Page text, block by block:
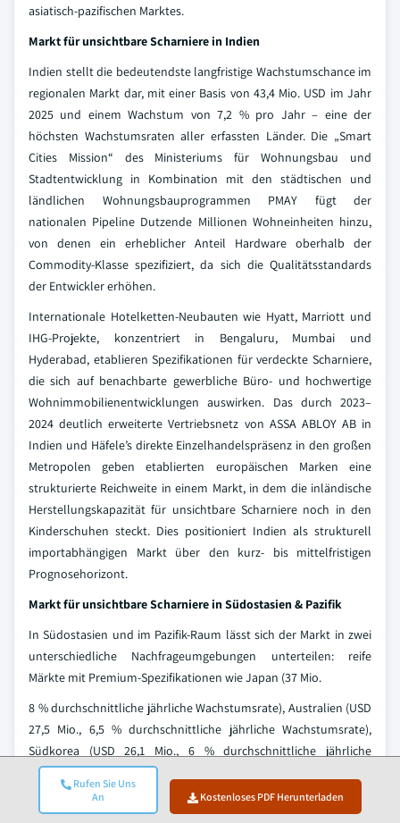
Rufen Sie Uns
An
Kostenloses PDF Herunterladen
asiatisch-pazifischen Marktes.
Markt für unsichtbare Scharniere in Indien
Indien stellt die bedeutendste langfristige Wachstumschance im
regionalen Markt dar, mit einer Basis von 43,4 Mio. USD im Jahr
2025 und einem Wachstum von 7,2 % pro Jahr – eine der
höchsten Wachstumsraten aller erfassten Länder. Die „Smart
Cities Mission“ des Ministeriums für Wohnungsbau und
Stadtentwicklung in Kombination mit den städtischen und
ländlichen Wohnungsbauprogrammen PMAY fügt der
nationalen Pipeline Dutzende Millionen Wohneinheiten hinzu,
von denen ein erheblicher Anteil Hardware oberhalb der
Commodity-Klasse spezifiziert, da sich die Qualitätsstandards
der Entwickler erhöhen.
Internationale Hotelketten-Neubauten wie Hyatt, Marriott und
IHG-Projekte, konzentriert in Bengaluru, Mumbai und
Hyderabad, etablieren Spezifikationen für verdeckte Scharniere,
die sich auf benachbarte gewerbliche Büro- und hochwertige
Wohnimmobilienentwicklungen auswirken. Das durch 2023–
2024 deutlich erweiterte Vertriebsnetz von ASSA ABLOY AB in
Indien und Häfele’s direkte Einzelhandelspräsenz in den großen
Metropolen geben etablierten europäischen Marken eine
strukturierte Reichweite in einem Markt, in dem die inländische
Herstellungskapazität für unsichtbare Scharniere noch in den
Kinderschuhen steckt. Dies positioniert Indien als strukturell
importabhängigen Markt über den kurz- bis mittelfristigen
Prognosehorizont.
Markt für unsichtbare Scharniere in Südostasien & Pazifik
In Südostasien und im Pazifik-Raum lässt sich der Markt in zwei
unterschiedliche Nachfrageumgebungen unterteilen: reife
Märkte mit Premium-Spezifikationen wie Japan (37 Mio.
8 % durchschnittliche jährliche Wachstumsrate), Australien (USD
27,5 Mio., 6,5 % durchschnittliche jährliche Wachstumsrate),
Südkorea (USD 26,1 Mio., 6 % durchschnittliche jährliche
Wachstumsrate) und Malaysia (USD 13,6 Mio., 7,2 %
durchschnittliche jährliche Wachstumsrate) sowie aufstrebende
Volumenmärkte Indonesien (USD 11,5 Mio., 7 %